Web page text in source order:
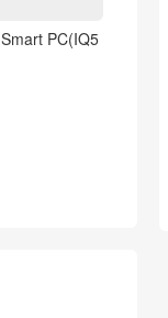
PC(IQ5